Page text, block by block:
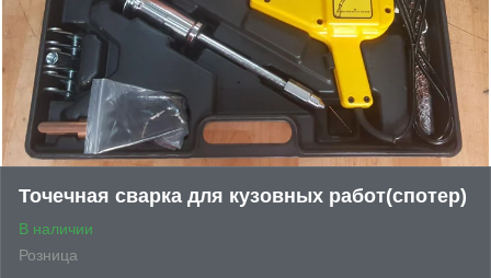
Точечная сварка для кузовных работ(спотер)
В наличии
Розница